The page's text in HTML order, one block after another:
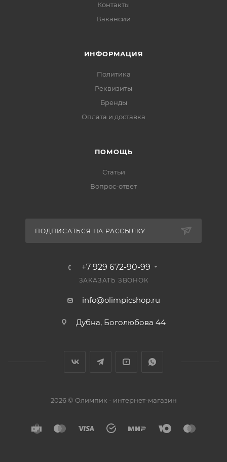
Контакты
Вакансии
ИНФОРМАЦИЯ
Политика
Реквизиты
Бренды
Оплата и доставка
ПОМОЩЬ
Статьи
Вопрос-ответ
ПОДПИСАТЬСЯ НА РАССЫЛКУ
+7 929 672-90-99
ЗАКАЗАТЬ ЗВОНОК
info@olimpicshop.ru
Дубна, Боголюбова 44
2026 © Олимпик - интернет-магазин